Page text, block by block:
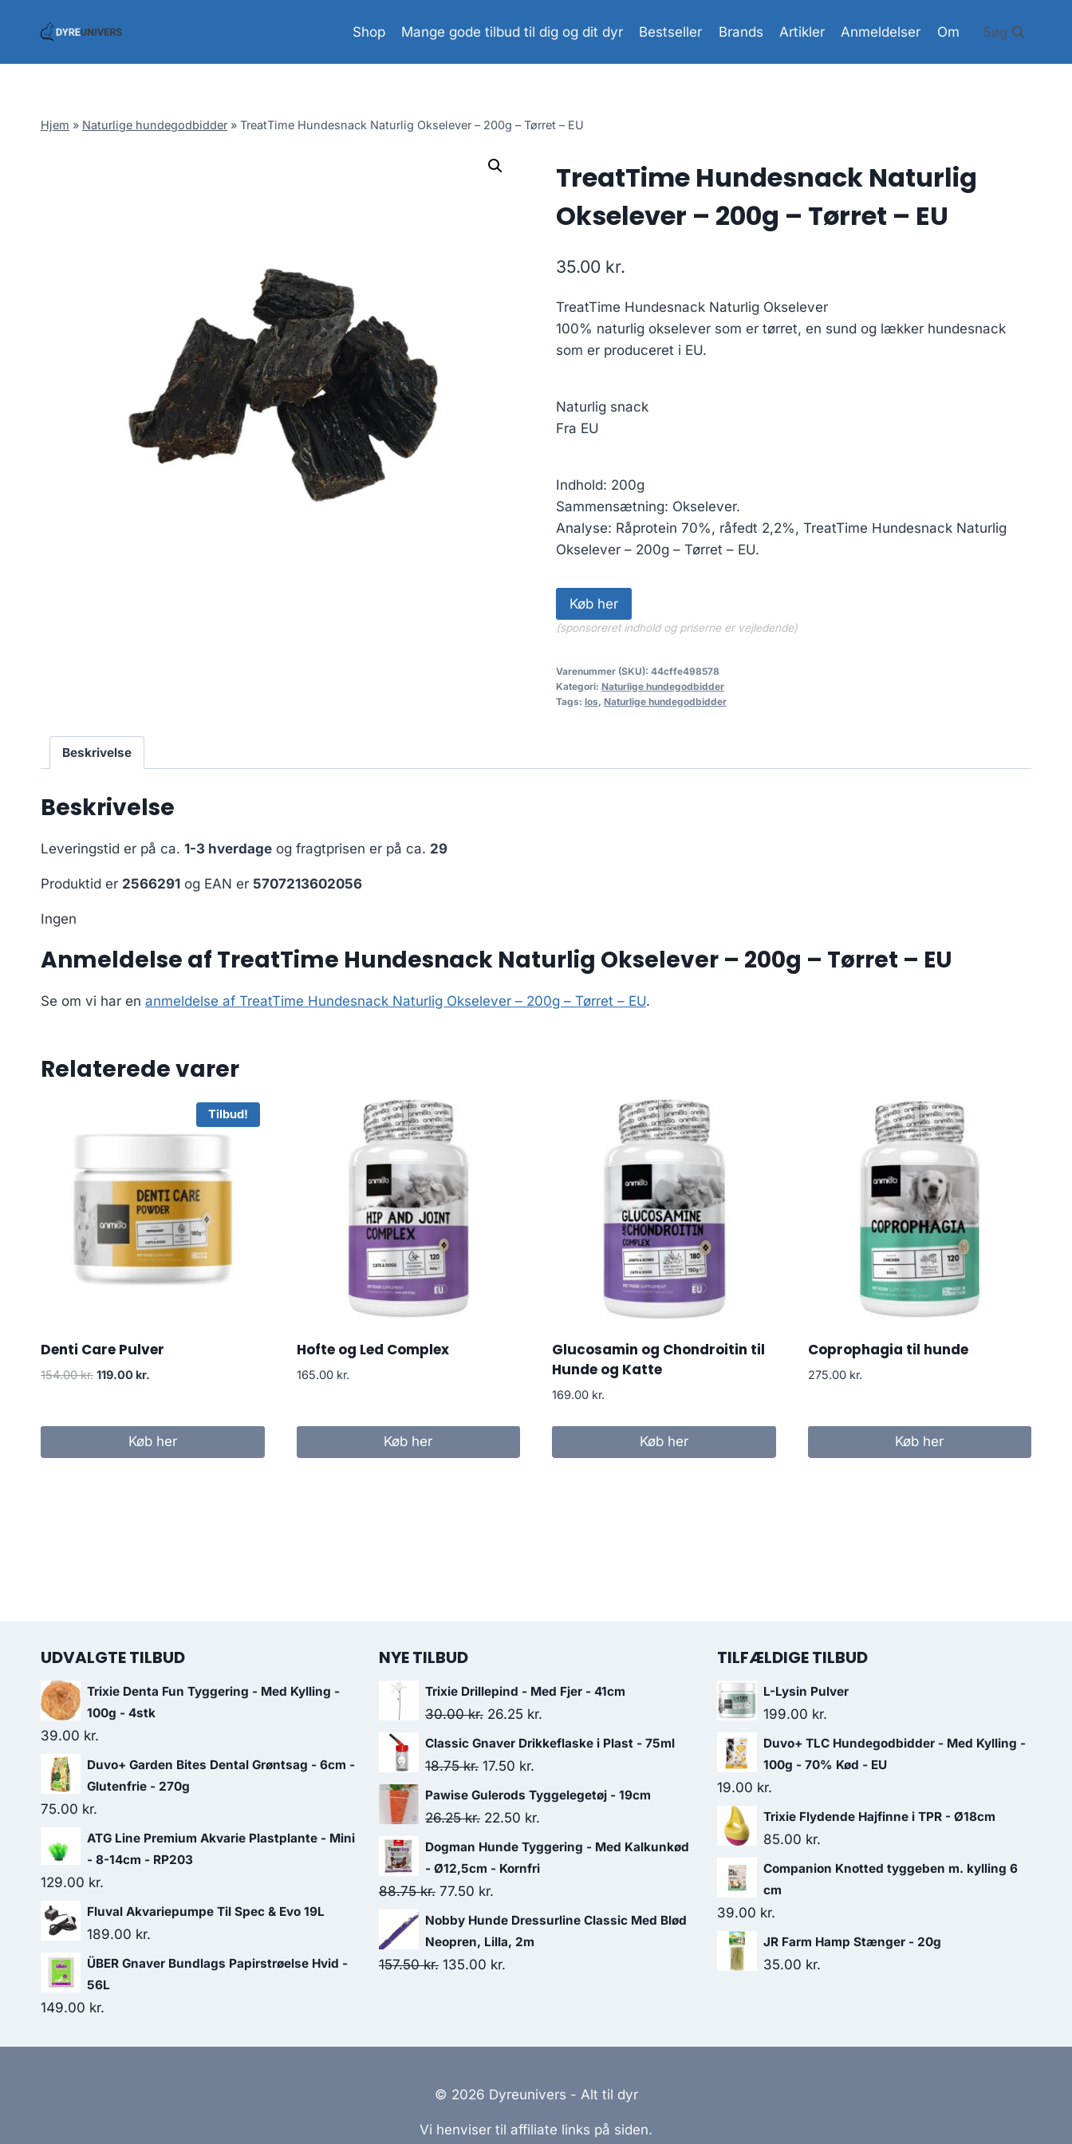
Shop Mange gode tilbud til dig og dit dyr Bestseller Brands Artikler Anmeldelser Om Søg
Hjem » Naturlige hundegodbidder » TreatTime Hundesnack Naturlig Okselever – 200g – Tørret – EU
TreatTime Hundesnack Naturlig
Okselever – 200g – Tørret – EU
35.00 kr.
TreatTime Hundesnack Naturlig Okselever
100% naturlig okselever som er tørret, en sund og lækker hundesnack
som er produceret i EU.
Naturlig snack
Fra EU
Indhold: 200g
Sammensætning: Okselever.
Analyse: Råprotein 70%, råfedt 2,2%, TreatTime Hundesnack Naturlig
Okselever – 200g – Tørret – EU.
Køb her
(sponsoreret indhold og priserne er vejledende)
Varenummer (SKU): 44cffe498578
Kategori: Naturlige hundegodbidder
Tags: los, Naturlige hundegodbidder
Beskrivelse
Beskrivelse
Leveringstid er på ca. 1-3 hverdage og fragtprisen er på ca. 29
Produktid er 2566291 og EAN er 5707213602056
Ingen
Anmeldelse af TreatTime Hundesnack Naturlig Okselever – 200g – Tørret – EU
Se om vi har en anmeldelse af TreatTime Hundesnack Naturlig Okselever – 200g – Tørret – EU.
Relaterede varer
Tilbud!
Denti Care Pulver
154.00kr. Den
var:
154.00 kr..
119.00 kr.
er:
119.00 kr..
Køb her
Hofte og Led Complex
165.00 kr.
Køb her
Glucosamin og Chondroitin til
Hunde og Katte
169.00 kr.
Køb her
Coprophagia til hunde
275.00 kr.
Køb her
UDVALGTE TILBUD
Trixie Denta Fun Tyggering - Med Kylling -
100g - 4stk
39.00 kr.
Duvo+ Garden Bites Dental Grøntsag - 6cm -
Glutenfrie - 270g
75.00 kr.
ATG Line Premium Akvarie Plastplante - Mini
- 8-14cm - RP203
129.00 kr.
Fluval Akvariepumpe Til Spec & Evo 19L
189.00 kr.
ÜBER Gnaver Bundlags Papirstrøelse Hvid -
56L
149.00 kr.
NYE TILBUD
Trixie Drillepind - Med Fjer - 41cm
30.00kr. Den
oprindelige
pris
30.00 kr..
26.25 kr.
aktuelle
Classic Gnaver Drikkeflaske i Plast - 75ml
18.75kr. Den
oprindelige
pris
18.75 kr..
17.50 kr.
aktuelle
pris
17.50 kr..
Pawise Gulerods Tyggelegetøj - 19cm
26.25kr. Den
oprindelige
pris
var:
26.25 kr..
22.50 kr.
aktuelle
pris
22.50 kr..
Dogman Hunde Tyggering - Med Kalkunkød
- Ø12,5cm - Kornfri
88.75kr. Den
oprindelige
pris
var:
77.50 kr.
aktuelle
pris
er:
Nobby Hunde Dressurline Classic Med Blød
Neopren, Lilla, 2m
157.50kr. Den
135.00 kr.
TILFÆLDIGE TILBUD
L-Lysin Pulver
199.00 kr.
Duvo+ TLC Hundegodbidder - Med Kylling -
100g - 70% Kød - EU
19.00 kr.
Trixie Flydende Hajfinne i TPR - Ø18cm
85.00 kr.
Companion Knotted tyggeben m. kylling 6
cm
39.00 kr.
JR Farm Hamp Stænger - 20g
35.00 kr.
© 2026 Dyreunivers - Alt til dyr
Vi henviser til affiliate links på siden.